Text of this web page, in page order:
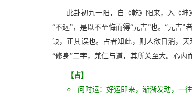
此卦初九一阳，自《乾》阳来，入《
“不远”，是以不至悔而得“元吉”也。“元吉
缺，正其误也。占者知此，则人欲日消，
“修身”二字，兼仁与道，其所关至大。心内
【占】
○ 问时运：好运即来，渐渐发动，一往